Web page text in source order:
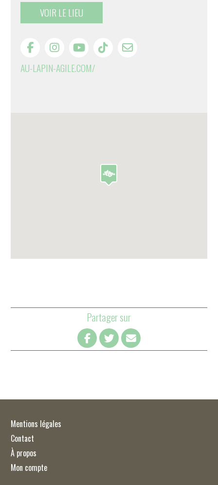
VOIR LE LIEU
AU-LAPIN-AGILE.COM/
Partager sur
Mentions légales
Contact
À propos
Mon compte